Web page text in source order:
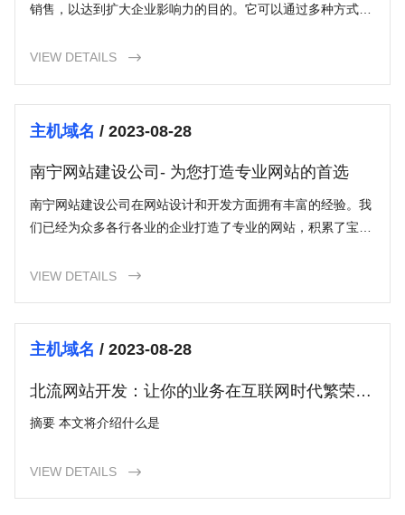
销售，以达到扩大企业影响力的目的。它可以通过多种方式来
等。
VIEW DETAILS 
主机域名/ 2023-08-28
南宁网站建设公司- 为您打造专业网站的首选
南宁网站建设公司在网站设计和开发方面拥有丰富的经验。我
们已经为众多各行各业的企业打造了专业的网站，积累了宝贵
供最佳的解决方案。
VIEW DETAILS 
主机域名/ 2023-08-28
北流网站开发：让你的业务在互联网时代繁荣兴
盛
摘要 本文将介绍什么是
VIEW DETAILS 